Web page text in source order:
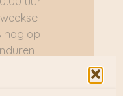
nog op
echt